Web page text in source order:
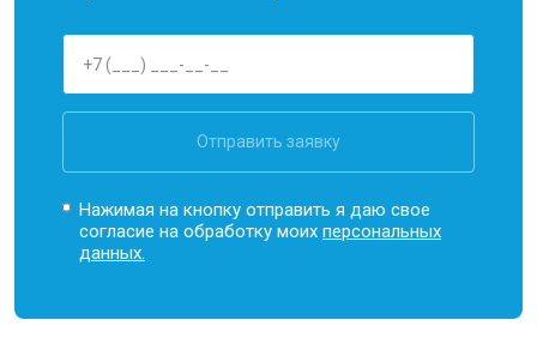
Отправить заявку
Нажимая на кнопку отправить я даю свое
согласие на обработку моихперсональных
данных.